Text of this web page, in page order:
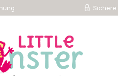
springen